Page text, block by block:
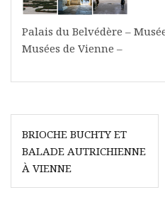
Palais du Belvédère –
Musées de Vienne –
Navigation
de
l’article
BRIOCHE BUCHTY ET
BALADE AUTRICHIENNE
À VIENNE